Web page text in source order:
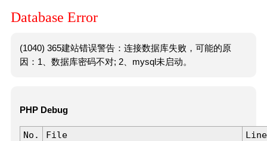
Database Error
(1040) 365建站错误警告：连接数据库失败，可能的原
因：1、数据库密码不对; 2、mysql未启动。
PHP Debug
No. File
Line